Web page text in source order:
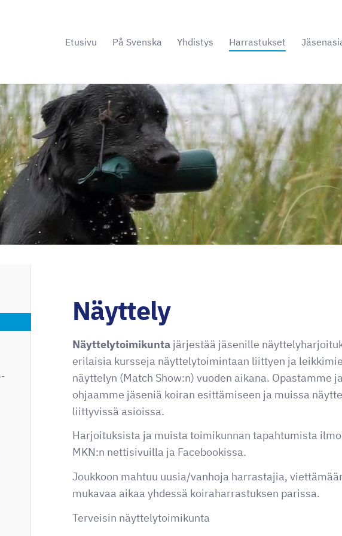
Etusivu På Svenska Yhdistys Harrastukset
Näyttely
Näyttelytoimikuntajärjestää jäsenille
erilaisia kursseja näyttelytoimintaan liittyen ja
näyttelyn (Match Show:n) vuoden aikana. Opastamme ja
ohjaamme jäseniä koiran esittämiseen ja muissa
liittyvissä asioissa.
Harjoituksista ja muista toimikunnan tapahtumista
MKN:n nettisivuilla ja Facebookissa.
Joukkoon mahtuu uusia/vanhoja harrastajia,
mukavaa aikaa yhdessä koiraharrastuksen parissa.
Terveisin näyttelytoimikunta